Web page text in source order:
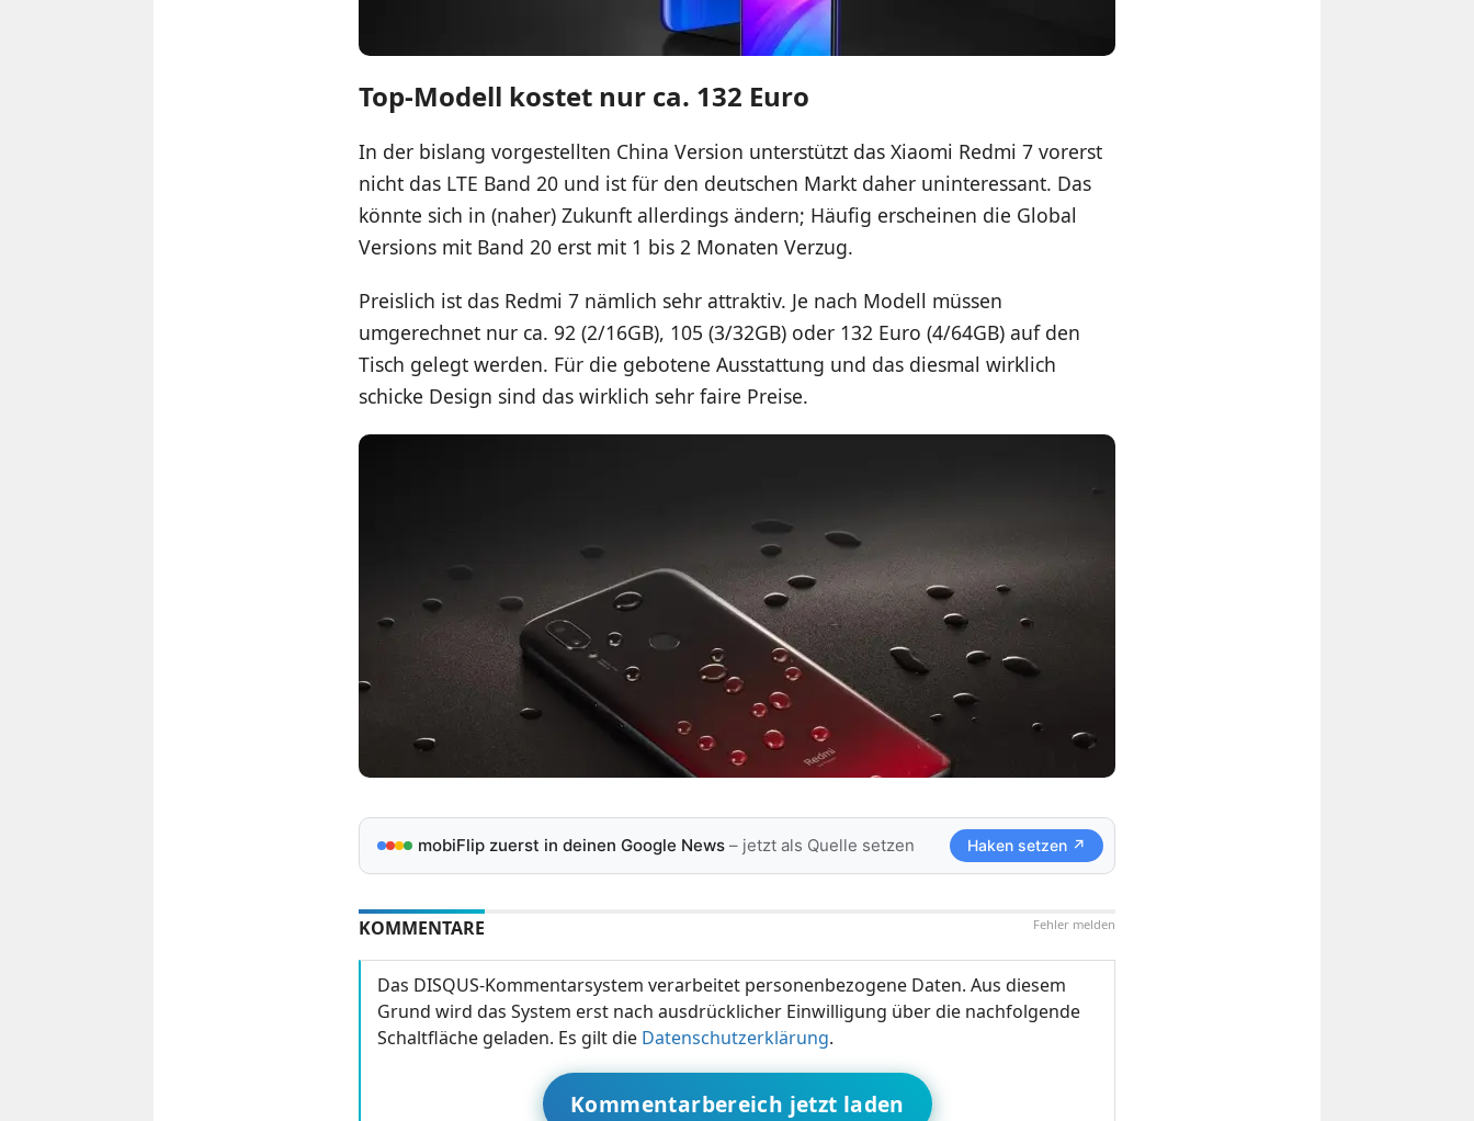
Top-Modell kostet nur ca. 132 Euro
In der bislang vorgestellten China Version unterstützt das Xiaomi Redmi 7 vorerst
nicht das LTE Band 20 und ist für den deutschen Markt daher uninteressant. Das
könnte sich in (naher) Zukunft allerdings ändern; Häufig erscheinen die Global
Versions mit Band 20 erst mit 1 bis 2 Monaten Verzug.
Preislich ist das Redmi 7 nämlich sehr attraktiv. Je nach Modell müssen
umgerechnet nur ca. 92 (2/16GB), 105 (3/32GB) oder 132 Euro (4/64GB) auf den
Tisch gelegt werden. Für die gebotene Ausstattung und das diesmal wirklich
schicke Design sind das wirklich sehr faire Preise.
mobiFlip zuerst in deinen Google News– jetzt als Quelle setzen Haken setzen ↗
Fehler melden
KOMMENTARE
Das DISQUS-Kommentarsystem verarbeitet personenbezogene Daten. Aus diesem
Grund wird das System erst nach ausdrücklicher Einwilligung über die nachfolgende
Schaltfläche geladen. Es gilt die Datenschutzerklärung.
Kommentarbereich jetzt laden